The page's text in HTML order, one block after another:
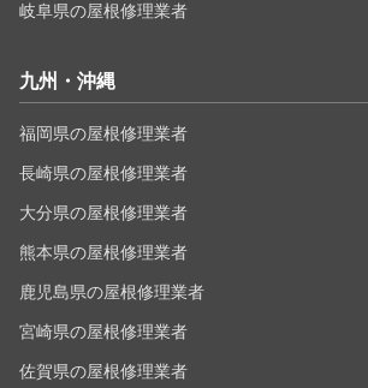
岐阜県の屋根修理業者
九州・沖縄
福岡県の屋根修理業者
長崎県の屋根修理業者
大分県の屋根修理業者
熊本県の屋根修理業者
鹿児島県の屋根修理業者
宮崎県の屋根修理業者
佐賀県の屋根修理業者